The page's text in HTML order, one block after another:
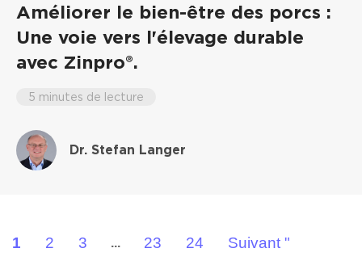
Améliorer le bien-être des porcs :
Une voie vers l'élevage durable
avec Zinpro®.
5 minutes de lecture
Dr. Stefan Langer
1 2 3 ... 23 24 Suivant "